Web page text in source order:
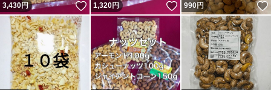
3,430円 いいね！
1,320円 いいね！
990円